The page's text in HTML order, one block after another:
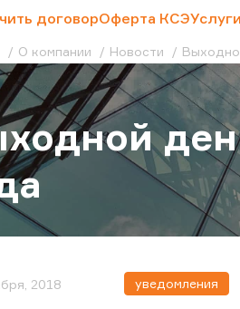
договорОферта КСЭУслуги
О компании Новости
2018 уведомления